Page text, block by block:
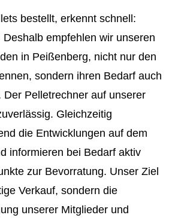
bestellt, erkennt schnell:
empfehlen wir unseren
in Peißenberg, nicht nur den
sondern ihren Bedarf auch
Pelletrechner auf unserer
Gleichzeitig
die Entwicklungen auf dem
informieren bei Bedarf aktiv
zur Bevorratung. Unser Ziel
Verkauf, sondern die
unserer Mitglieder und